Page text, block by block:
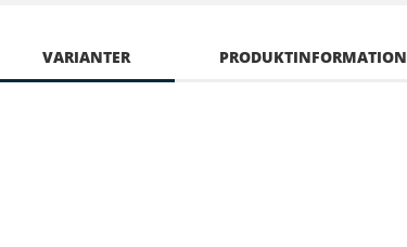
VARIANTER PRODUKTINFORMATION